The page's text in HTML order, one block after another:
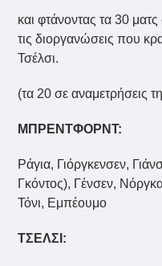
και φτάνοντας τα 30
τις διοργανώσεις που
Τσέλσι.
(τα 20 σε αναμετρήσεις
ΜΠΡΕΝΤΦΟΡΝΤ:
Ράγια, Γιόργκενσεν,
Γκόντος), Γένσεν,
Τόνι, Εμπέουμο
ΤΣΕΛΣΙ: